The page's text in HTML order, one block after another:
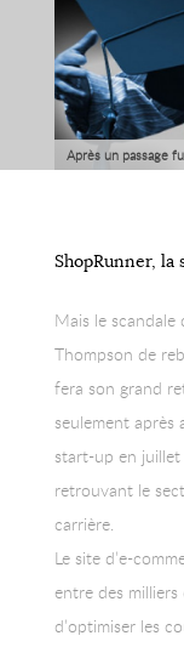
Après un passage
ShopRunner,
Mais le scandale
Thompson de
fera son grand
seulement après
start-up en juillet
retrouvant le
carrière.
Le site d’e-
entre des
d’optimiser les